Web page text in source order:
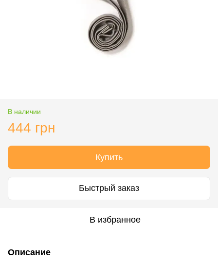
В наличии
444 грн
Купить
Быстрый заказ
В избранное
Описание